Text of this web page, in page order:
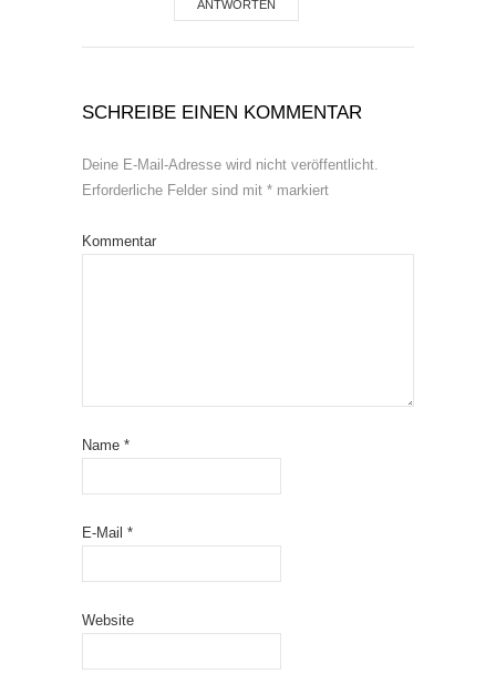
ANTWORTEN
SCHREIBE EINEN KOMMENTAR
Deine E-Mail-Adresse wird nicht veröffentlicht.
Erforderliche Felder sind mit * markiert
Kommentar
Name *
E-Mail *
Website